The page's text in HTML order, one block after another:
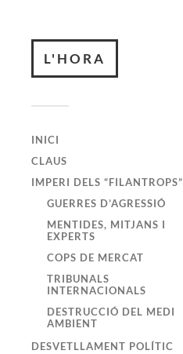
L'HORA
INICI
CLAUS
IMPERI DELS “FILANTROPS”
GUERRES D’AGRESSIÓ
MENTIDES, MITJANS I
EXPERTS
COPS DE MERCAT
TRIBUNALS
INTERNACIONALS
DESTRUCCIÓ DEL MEDI
AMBIENT
DESVETLLAMENT POLÍTIC